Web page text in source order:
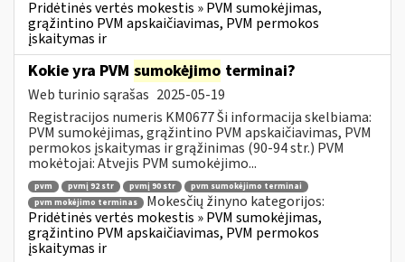
Pridėtinės vertės mokestis » PVM sumokėjimas,
grąžintino PVM apskaičiavimas, PVM permokos
įskaitymas ir
Kokie yra PVM sumokėjimo terminai?
Web turinio sąrašas 2025-05-19
Registracijos numeris KM0677 Ši informacija skelbiama:
PVM sumokėjimas, grąžintino PVM apskaičiavimas, PVM
permokos įskaitymas ir grąžinimas (90-94 str.) PVM
mokėtojai: Atvejis PVM sumokėjimo...
pvm pvmį 92 str pvmį 90 str
pvm sumokėjimo terminai
pvm mokėjimo terminas
Mokesčių žinyno kategorijos:
Pridėtinės vertės mokestis » PVM sumokėjimas,
grąžintino PVM apskaičiavimas, PVM permokos
įskaitymas ir